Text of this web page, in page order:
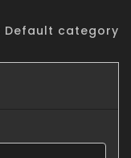
Default category